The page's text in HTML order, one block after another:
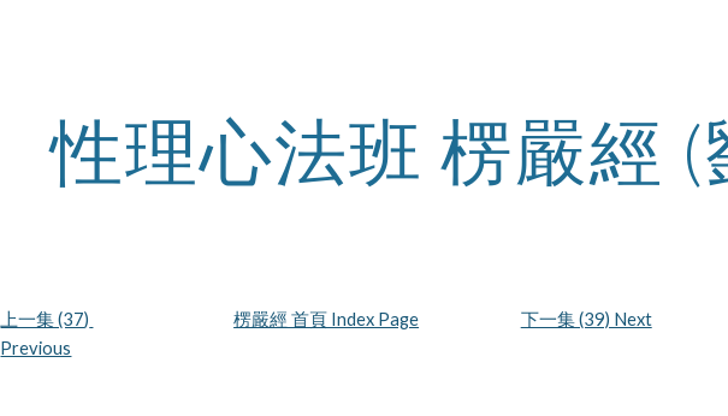
性理心法班 楞嚴經
上一集 (37)
Previous
楞嚴經 首頁 Index Page 下一集 (39) Next